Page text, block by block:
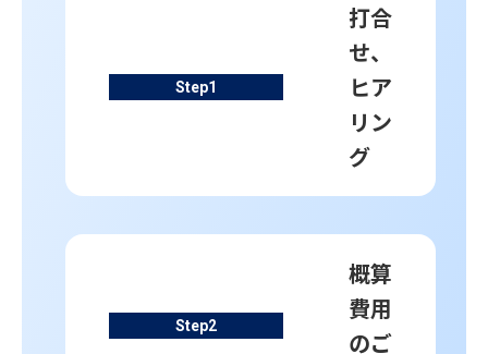
Step1
打合
せ、
ヒア
リン
グ
Step2
概算
費用
のご